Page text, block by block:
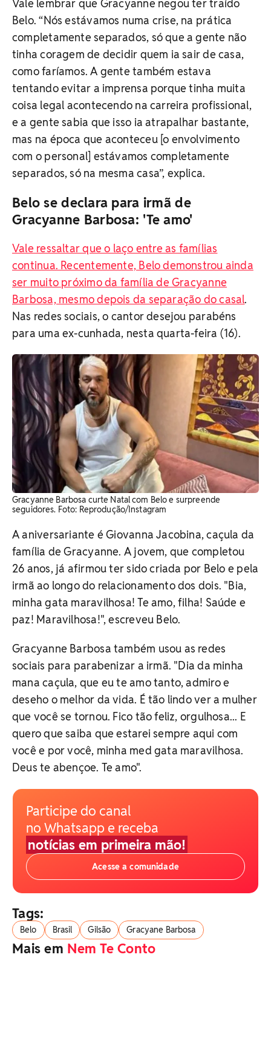
Vale lembrar que Gracyanne negou ter traído
Belo. “Nós estávamos numa crise, na prática
completamente separados, só que a gente não
tinha coragem de decidir quem ia sair de casa,
como faríamos. A gente também estava
tentando evitar a imprensa porque tinha muita
coisa legal acontecendo na carreira profissional,
e a gente sabia que isso ia atrapalhar bastante,
mas na época que aconteceu [o envolvimento
com o personal] estávamos completamente
separados, só na mesma casa”, explica.
Belo se declara para irmã de
Gracyanne Barbosa: 'Te amo'
Vale ressaltar que o laço entre as famílias
continua. Recentemente, Belo demonstrou ainda
ser muito próximo da família de Gracyanne
Barbosa, mesmo depois da separação do casal.
Nas redes sociais, o cantor desejou parabéns
para uma ex-cunhada, nesta quarta-feira (16).
Gracyanne Barbosa curte Natal com Belo e surpreende
seguidores. ​Foto: Reprodução/Instagram
A aniversariante é Giovanna Jacobina, caçula da
família de Gracyanne. A jovem, que completou
26 anos, já afirmou ter sido criada por Belo e pela
irmã ao longo do relacionamento dos dois. "Bia,
minha gata maravilhosa! Te amo, filha! Saúde e
paz! Maravilhosa!", escreveu Belo.
Gracyanne Barbosa também usou as redes
sociais para parabenizar a irmã. "Dia da minha
mana caçula, que eu te amo tanto, admiro e
deseho o melhor da vida. É tão lindo ver a mulher
que você se tornou. Fico tão feliz, orgulhosa... E
quero que saiba que estarei sempre aqui com
você e por você, minha med gata maravilhosa.
Deus te abençoe. Te amo".
Participe do canal
no Whatsapp e receba
notícias em primeira mão!
Acesse a comunidade
Tags:
Belo Brasil Gilsão Gracyane Barbosa
Mais em Nem Te Conto